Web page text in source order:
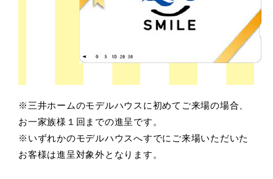
※三井ホームのモデルハウスに初めてご来場の場合、
お一家族様１回までの進呈です。
※いずれかのモデルハウスへすでにご来場いただいた
お客様は進呈対象外となります。